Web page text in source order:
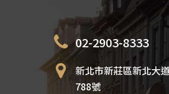
02-2903-8333
新北市新莊區新北大
788號